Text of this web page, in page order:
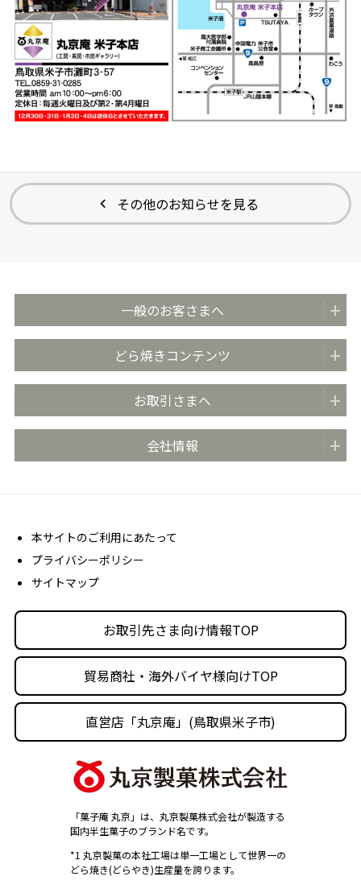
その他のお知らせを見る
一般のお客さまへ
全国の販売店
おいしさのこだわり
安心・安全の取り組み
どら焼きコンテンツ
どらやきのまち米子
どらやきの日 (4月4日)
お取引さまへ
お取引先さま向け情報TOP
商品カタログ
会社情報
経営理念
沿革
丸京の事業体
人材育成・社会活動
本サイトのご利用にあたって
プライバシーポリシー
サイトマップ
お取引先さま向け情報TOP
貿易商社・海外バイヤ様向けTOP
直営店「丸京庵」(鳥取県米子市)
「菓子庵 丸京」は、丸京製菓株式会社が製造する
国内半生菓子のブランド名です。
*1 丸京製菓の本社工場は単一工場として世界一の
どら焼き(どらやき)生産量を誇ります。